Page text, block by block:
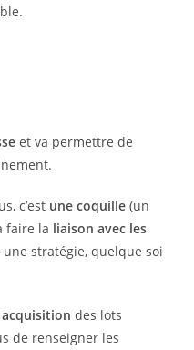
et va permettre de
c’est une coquille (un
faire la liaison avec les
stratégie, quelque soi
des lots
de renseigner les